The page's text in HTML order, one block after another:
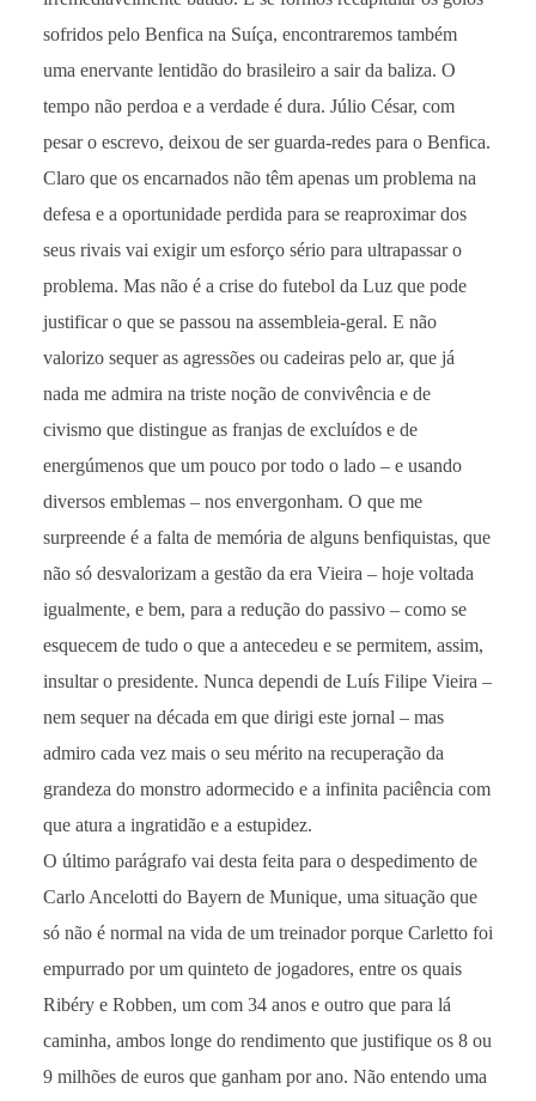
sofridos pelo Benfica na Suíça, encontraremos também
uma enervante lentidão do brasileiro a sair da baliza. O
tempo não perdoa e a verdade é dura. Júlio César, com
pesar o escrevo, deixou de ser guarda-redes para o Benfica.
Claro que os encarnados não têm apenas um problema na
defesa e a oportunidade perdida para se reaproximar dos
seus rivais vai exigir um esforço sério para ultrapassar o
problema. Mas não é a crise do futebol da Luz que pode
justificar o que se passou na assembleia-geral. E não
valorizo sequer as agressões ou cadeiras pelo ar, que já
nada me admira na triste noção de convivência e de
civismo que distingue as franjas de excluídos e de
energúmenos que um pouco por todo o lado – e usando
diversos emblemas – nos envergonham. O que me
surpreende é a falta de memória de alguns benfiquistas, que
não só desvalorizam a gestão da era Vieira – hoje voltada
igualmente, e bem, para a redução do passivo – como se
esquecem de tudo o que a antecedeu e se permitem, assim,
insultar o presidente. Nunca dependi de Luís Filipe Vieira –
nem sequer na década em que dirigi este jornal – mas
admiro cada vez mais o seu mérito na recuperação da
grandeza do monstro adormecido e a infinita paciência com
que atura a ingratidão e a estupidez.
O último parágrafo vai desta feita para o despedimento de
Carlo Ancelotti do Bayern de Munique, uma situação que
só não é normal na vida de um treinador porque Carletto foi
empurrado por um quinteto de jogadores, entre os quais
Ribéry e Robben, um com 34 anos e outro que para lá
caminha, ambos longe do rendimento que justifique os 8 ou
9 milhões de euros que ganham por ano. Não entendo uma